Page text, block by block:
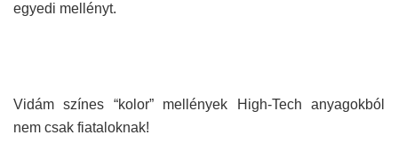
egyedi mellényt.
Vidám színes “kolor” mellények High-Tech anyagokból
nem csak fiataloknak!